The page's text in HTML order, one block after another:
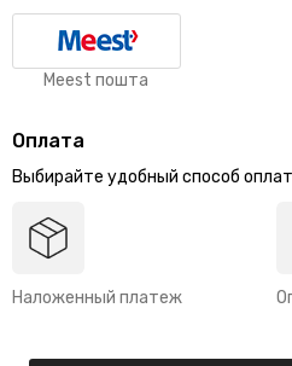
Meest пошта
Оплата
Выбирайте удобный способ
Наложенный платеж